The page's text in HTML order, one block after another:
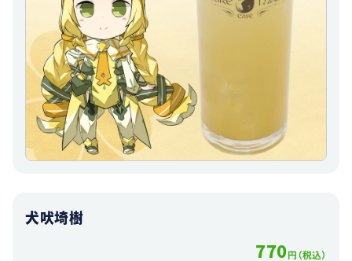
犬吠埼樹
770円（税込）